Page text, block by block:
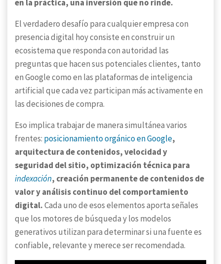
en la práctica, una inversión que no rinde.
El verdadero desafío para cualquier empresa con
presencia digital hoy consiste en construir un
ecosistema que responda con autoridad las
preguntas que hacen sus potenciales clientes, tanto
en Google como en las plataformas de inteligencia
artificial que cada vez participan más activamente en
las decisiones de compra.
Eso implica trabajar de manera simultánea varios
frentes: posicionamiento orgánico en Google,
arquitectura de contenidos, velocidad y
seguridad del sitio, optimización técnica para
indexación, creación permanente de contenidos de
valor y análisis continuo del comportamiento
digital.Cada uno de esos elementos aporta señales
que los motores de búsqueda y los modelos
generativos utilizan para determinar si una fuente es
confiable, relevante y merece ser recomendada.